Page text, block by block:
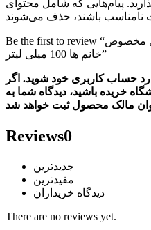
پیام‌هایی که شامل محتوای
Be the first to review “ژل گیاهی بعد از اصلاح سی گل مخصوص
خانم ها 100 میلی لیتر”
حساب کاربری خود شوید. اگر
خریده باشید، دیدگاه شما به
Reviews0
جدیدترین
مفیدترین
دیدگاه خریداران
There are no reviews yet.